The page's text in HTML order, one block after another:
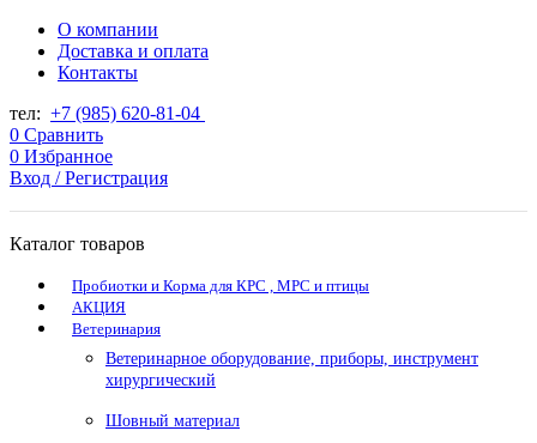
О компании
Доставка и оплата
Контакты
тел: +7 (985) 620-81-04
0 Сравнить
0 Избранное
Вход / Регистрация
Каталог товаров
Пробиотки и Корма для КРС , МРС и птицы
АКЦИЯ
Ветеринария
Ветеринарное оборудование, приборы, инструмент
хирургический
Шовный материал